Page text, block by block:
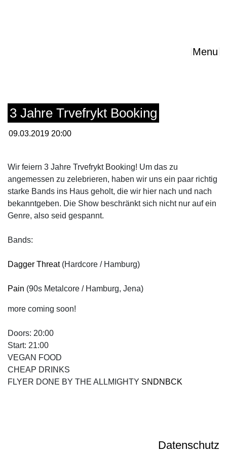
Menu
3 Jahre Trvefrykt Booking
09.03.2019 20:00
Wir feiern 3 Jahre Trvefrykt Booking! Um das zu
angemessen zu zelebrieren, haben wir uns ein paar richtig
starke Bands ins Haus geholt, die wir hier nach und nach
bekanntgeben. Die Show beschränkt sich nicht nur auf ein
Genre, also seid gespannt.
Bands:
Dagger Threat(Hardcore / Hamburg)
Pain (90s Metalcore / Hamburg, Jena)
more coming soon!
Doors: 20:00
Start: 21:00
VEGAN FOOD
CHEAP DRINKS
FLYER DONE BY THE ALLMIGHTY SNDNBCK
Datenschutz